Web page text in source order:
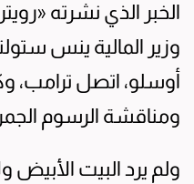
الخبر الذي نشرته
وزير المالية ينس
أوسلو، اتصل ترامب،
ومناقشة الرسوم
ولم يرد البيت الأبيض